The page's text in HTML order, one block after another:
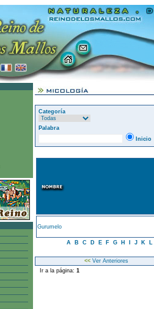
Categoría
Palabra
Inicio
Gurumelo
A B C D E F G H J K L
<<Ver Anteriores
Ir a la página: 1